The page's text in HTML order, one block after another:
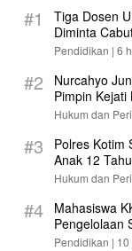
#1
Tiga Dosen
Diminta
Pendidikan | 6
#2
Nurcahyo
Pimpin Kejati
Hukum dan
#3
Polres Kotim
Anak 12
Hukum dan
#4
Mahasiswa
Pengelolaan
Pendidikan |